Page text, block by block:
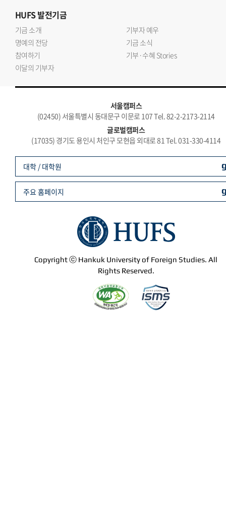
HUFS발전기금
기금 소개
기부자 예우
명예의 전당
기금 소식
참여하기
기부·수혜 Stories
이달의 기부자
서울캠퍼스
(02450) 서울특별시 동대문구 이문로 107 Tel. 82-2-2173-2114
글로벌캠퍼스
(17035) 경기도 용인시 처인구 모현읍 외대로 81 Tel. 031-330-4114
Copyright ⓒ Hankuk University of Foreign Studies. All
Rights Reserved.
대학 / 대학원
주요 홈페이지